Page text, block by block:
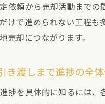
依頼から売却活動まで
けで進められない工程
売却につながります。
き渡しまで進捗の全
捗を具体的に知るには